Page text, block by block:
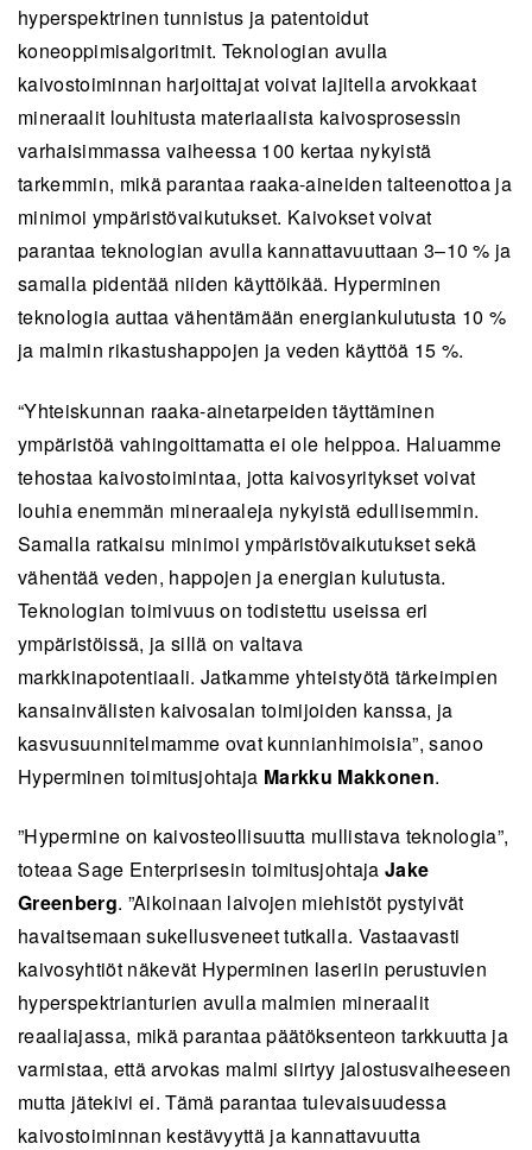
hyperspektrinen tunnistus ja patentoidut
koneoppimisalgoritmit. Teknologian avulla
kaivostoiminnan harjoittajat voivat lajitella arvokkaat
mineraalit louhitusta materiaalista kaivosprosessin
varhaisimmassa vaiheessa 100 kertaa nykyistä
tarkemmin, mikä parantaa raaka-aineiden talteenottoa ja
minimoi ympäristövaikutukset. Kaivokset voivat
parantaa teknologian avulla kannattavuuttaan 3–10 % ja
samalla pidentää niiden käyttöikää. Hyperminen
teknologia auttaa vähentämään energiankulutusta 10 %
ja malmin rikastushappojen ja veden käyttöä 15 %.
“Yhteiskunnan raaka-ainetarpeiden täyttäminen
ympäristöä vahingoittamatta ei ole helppoa. Haluamme
tehostaa kaivostoimintaa, jotta kaivosyritykset voivat
louhia enemmän mineraaleja nykyistä edullisemmin.
Samalla ratkaisu minimoi ympäristövaikutukset sekä
vähentää veden, happojen ja energian kulutusta.
Teknologian toimivuus on todistettu useissa eri
ympäristöissä, ja sillä on valtava
markkinapotentiaali. Jatkamme yhteistyötä tärkeimpien
kansainvälisten kaivosalan toimijoiden kanssa, ja
kasvusuunnitelmamme ovat kunnianhimoisia”, sanoo
Hyperminen toimitusjohtaja Markku Makkonen.
”Hypermine on kaivosteollisuutta mullistava teknologia”,
toteaa Sage Enterprisesin toimitusjohtaja Jake
Greenberg. ”Aikoinaan laivojen miehistöt pystyivät
havaitsemaan sukellusveneet tutkalla. Vastaavasti
kaivosyhtiöt näkevät Hyperminen laseriin perustuvien
hyperspektrianturien avulla malmien mineraalit
reaaliajassa, mikä parantaa päätöksenteon tarkkuutta ja
varmistaa, että arvokas malmi siirtyy jalostusvaiheeseen
mutta jätekivi ei. Tämä parantaa tulevaisuudessa
kaivostoiminnan kestävyyttä ja kannattavuutta